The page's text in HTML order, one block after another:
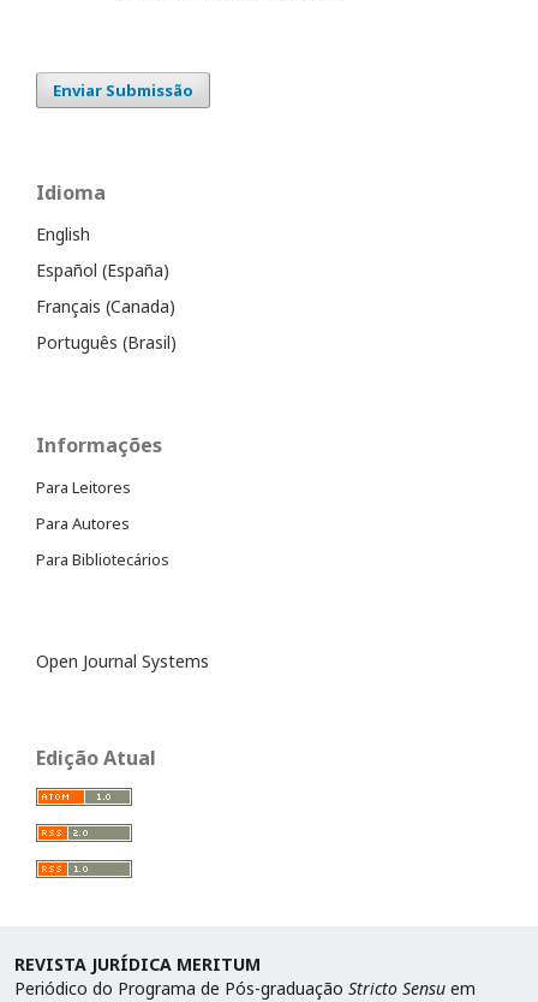
Enviar Submissão
Idioma
English
Español (España)
Français (Canada)
Português (Brasil)
Informações
Para Leitores
Para Autores
Para Bibliotecários
Open Journal Systems
Edição Atual
REVISTA JURÍDICA MERITUM
Periódico do Programa de Pós-graduação Stricto Sensu em